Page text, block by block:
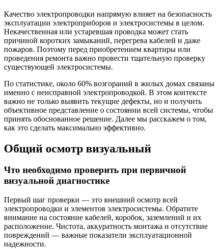
Качество электропроводки напрямую влияет на безопасность
эксплуатации электроприборов и электросистемы в целом.
Некачественная или устаревшая проводка может стать
причиной коротких замыканий, перегрева кабелей и даже
пожаров. Поэтому перед приобретением квартиры или
проведения ремонта важно провести тщательную проверку
существующей электросистемы.
По статистике, около 60% возгораний в жилых домах связаны
именно с неисправной электропроводкой. В этом контексте
важно не только выявить текущие дефекты, но и получить
объективное представление о состоянии всей системы, чтобы
принять обоснованное решение. Далее мы расскажем о том,
как это сделать максимально эффективно.
Общий осмотр визуальный
Что необходимо проверить при первичной
визуальной диагностике
Первый шаг проверки — это внешний осмотр всей
электропроводки и элементов электросистемы. Обратите
внимание на состояние кабелей, коробок, заземлений и их
расположение. Чистота, аккуратность монтажа и отсутствие
повреждений — важные показатели эксплуатационной
надежности.